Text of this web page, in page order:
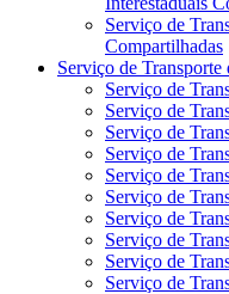
Serviço de
Compartilhadas
Serviço de Transporte
Serviço de
Serviço de
Serviço de
Serviço de
Serviço de
Serviço de
Serviço de
Serviço de
Serviço de
Serviço de